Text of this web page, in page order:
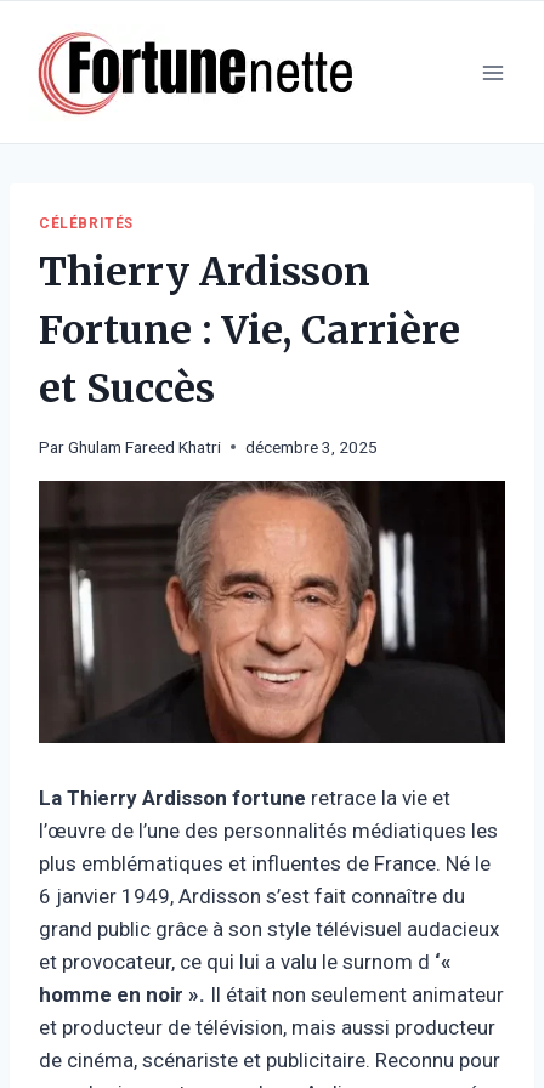
contenu
CÉLÉBRITÉS
Thierry Ardisson
Fortune : Vie, Carrière
et Succès
ParGhulam Fareed Khatri décembre 3, 2025
La Thierry Ardisson fortune retrace la vie et
l’œuvre de l’une des personnalités médiatiques les
plus emblématiques et influentes de France. Né le
6 janvier 1949, Ardisson s’est fait connaître du
grand public grâce à son style télévisuel audacieux
et provocateur, ce qui lui a valu le surnom d ‘«
homme en noir ». Il était non seulement animateur
et producteur de télévision, mais aussi producteur
de cinéma, scénariste et publicitaire. Reconnu pour